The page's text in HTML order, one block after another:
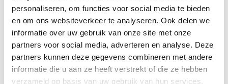
personaliseren, om functies voor social media te bieden
en om ons websiteverkeer te analyseren. Ook delen we
informatie over uw gebruik van onze site met onze
partners voor social media, adverteren en analyse. Deze
partners kunnen deze gegevens combineren met andere
informatie die u aan ze heeft verstrekt of die ze hebben
verzameld op basis van uw gebruik van hun services.